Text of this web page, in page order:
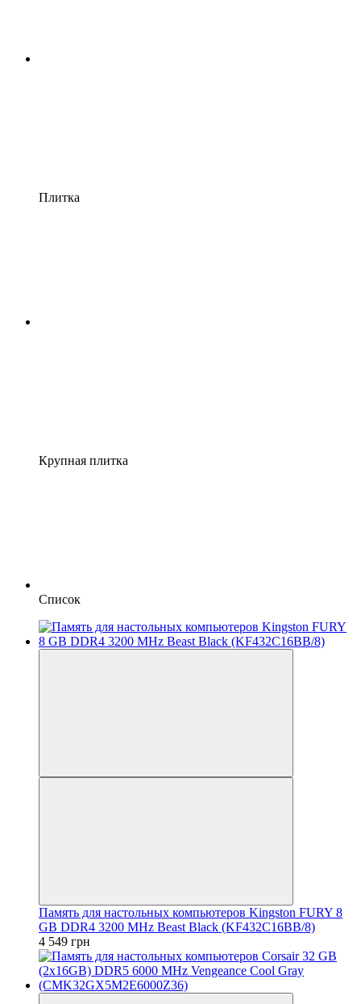
Плитка
Крупная плитка
Список
Память для настольных компьютеров Kingston FURY 8
GB DDR4 3200 MHz Beast Black (KF432C16BB/8)
4 549 грн